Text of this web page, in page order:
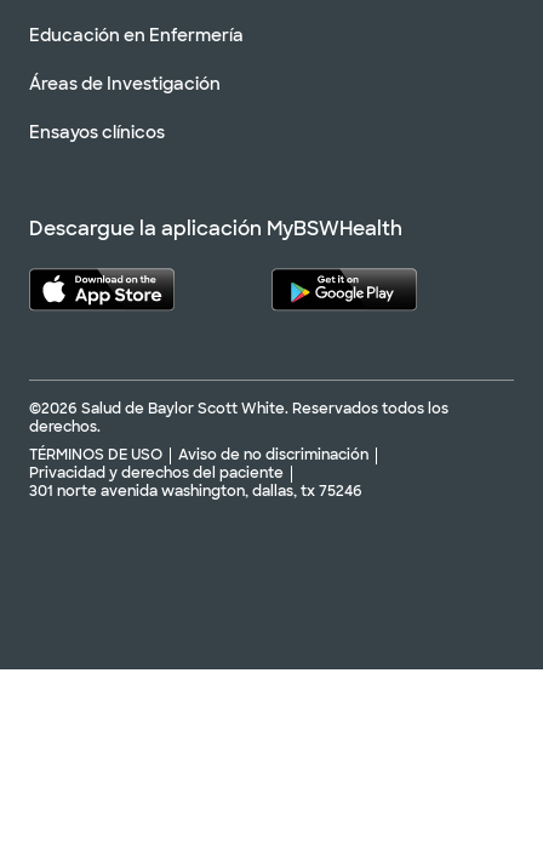
Educación en Enfermería
Áreas de Investigación
Ensayos clínicos
Descargue la aplicación MyBSWHealth
©2026 Salud de Baylor Scott White. Reservados todos los
derechos.
TÉRMINOS DE USO
Aviso de no discriminación
Privacidad y derechos del paciente
301 norte avenida washington, dallas, tx 75246